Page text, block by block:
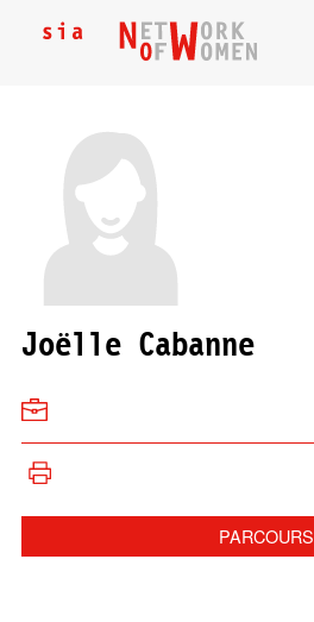
Joëlle Cabanne
PARCOURS